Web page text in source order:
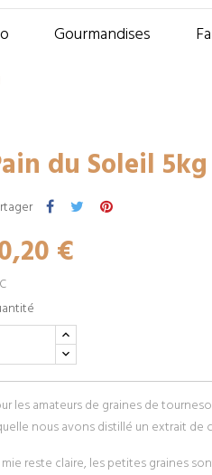
Gourmandises
du Soleil 5kg
€
les amateurs de graines de
nous avons distillé un extrait de
mie reste claire, les petites graines